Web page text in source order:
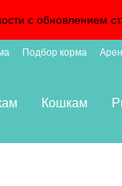
с обновлением
Подбор корма
Кошкам